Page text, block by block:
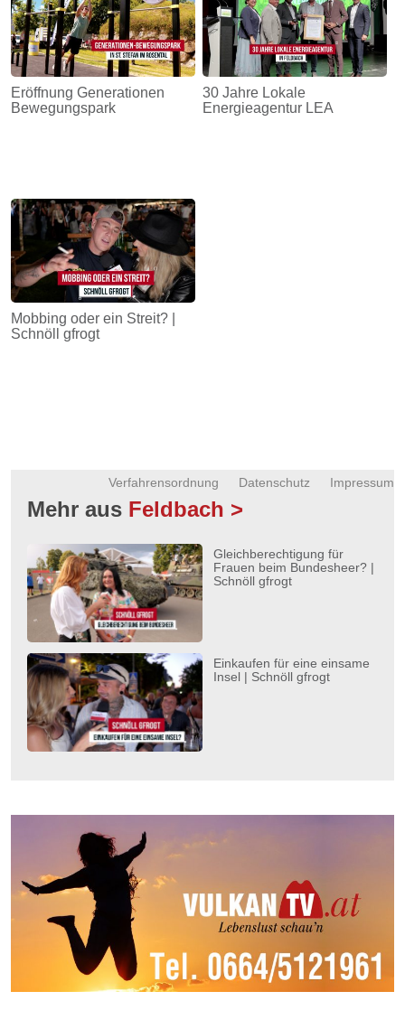
Eröffnung Generationen
Bewegungspark
30 Jahre Lokale
Energieagentur LEA
Mobbing oder ein Streit? |
Schnöll gfrogt
Impressum
Datenschutz
Verfahrensordnung
Mehr aus Feldbach >
Gleichberechtigung für
Frauen beim Bundesheer? |
Schnöll gfrogt
Einkaufen für eine einsame
Insel | Schnöll gfrogt